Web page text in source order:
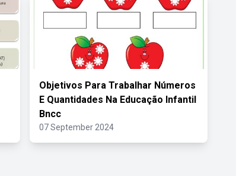
Objetivos Para Trabalhar Números
E Quantidades Na Educação Infantil
Bncc
07 September 2024